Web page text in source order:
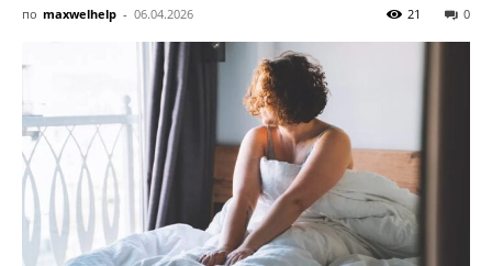
по maxwelhelp - 06.04.2026 0
21